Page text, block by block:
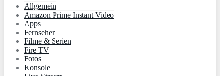
Allgemein
Amazon Prime Instant Video
Apps
Fernsehen
Filme & Serien
Fire TV
Fotos
Konsole